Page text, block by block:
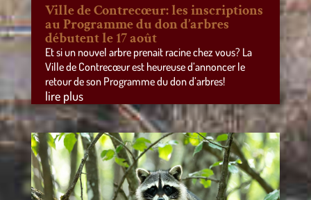
Ville de Contrecœur: les inscriptions
au Programme du don d’arbres
débutent le 17 août
Et si un nouvel arbre prenait racine chez vous? La
Ville de Contrecœur est heureuse d’annoncer le
retour de son Programme du don d’arbres!
lire plus